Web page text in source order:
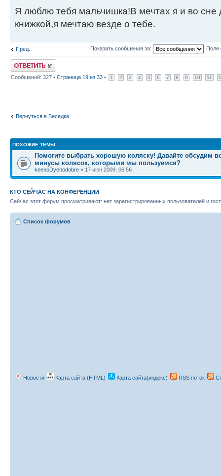
Я люблю тебя мальчишка!В мечтах я и во сне
книжкой,я мечтаю везде о тебе.
Пред. Показать сообщения за: Поле
Ответить
Сообщений: 327 • Страница 19 из 33 • 1 2 3 4 5 6 7 8 9 10 11
Вернуться в Беседка
ПОХОЖИЕ ТЕМЫ
Помогите выбрать хорошую коляску! Давайте обсудим
минусы колясок, которыми мы пользуемся?
keenoDyenodobre » 17 июн 2009, 06:56
КТО СЕЙЧАС НА КОНФЕРЕНЦИИ
Сейчас этот форум просматривают: нет зарегистрированных пользователей и
Список форумов
Новости Карта сайта (HTML) Карта сайта(индекс) RSS поток